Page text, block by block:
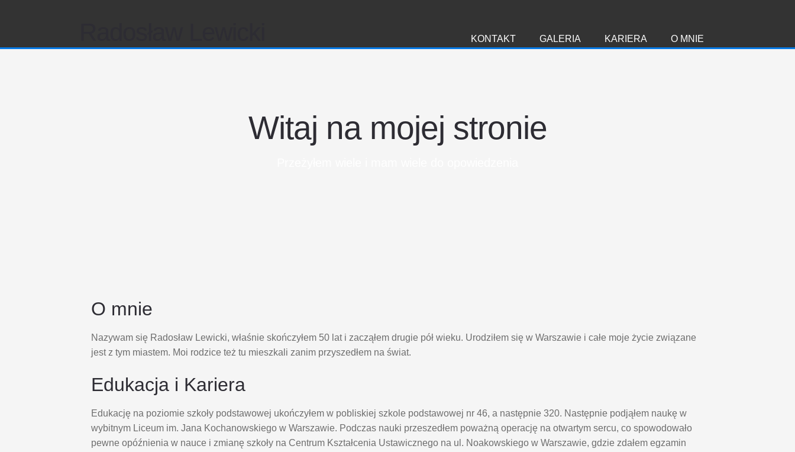
O MNIE
KARIERA
GALERIA
KONTAKT
Witaj na mojej stronie
O mnie
Nazywam się Radosław Lewicki, właśnie skończyłem 50 lat i zacząłem drugie pół wieku. Urodziłem się w Warszawie i całe moje życie związane
jest z tym miastem. Moi rodzice też tu mieszkali zanim przyszedłem na świat.
Edukacja i Kariera
Edukację na poziomie szkoły podstawowej ukończyłem w pobliskiej szkole podstawowej nr 46, a następnie 320. Następnie podjąłem naukę w
wybitnym Liceum im. Jana Kochanowskiego w Warszawie. Podczas nauki przeszedłem poważną operację na otwartym sercu, co spowodowało
pewne opóźnienia w nauce i zmianę szkoły na Centrum Kształcenia Ustawicznego na ul. Noakowskiego w Warszawie, gdzie zdałem egzamin